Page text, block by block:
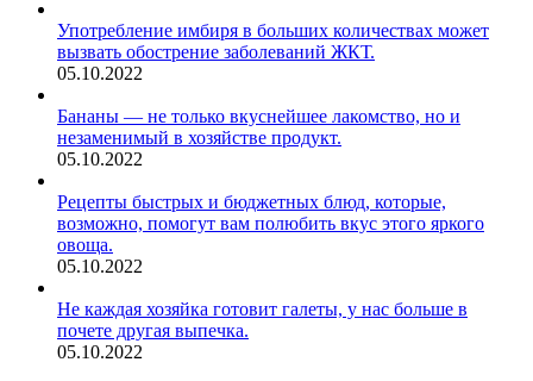
Употребление имбиря в больших количествах может
вызвать обострение заболеваний ЖКТ.
05.10.2022
Бананы — не только вкуснейшее лакомство, но и
незаменимый в хозяйстве продукт.
05.10.2022
Рецепты быстрых и бюджетных блюд, которые,
возможно, помогут вам полюбить вкус этого яркого
овоща.
05.10.2022
Не каждая хозяйка готовит галеты, у нас больше в
почете другая выпечка.
05.10.2022